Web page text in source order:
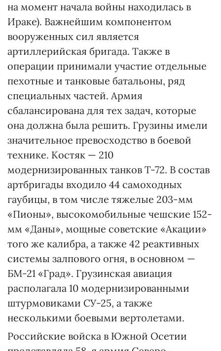
на момент начала войны находилась в
Ираке). Важнейшим компонентом
вооруженных сил является
артиллерийская бригада. Также в
операции принимали участие отдельные
пехотные и танковые батальоны, ряд
специальных частей. Армия
сбалансирована для тех задач, которые
она должна была решить. Грузины имели
значительное превосходство в боевой
технике. Костяк — 210
модернизированных танков Т-72. В состав
артбригады входило 44 самоходных
гаубицы, в том числе тяжелые 203-мм
«Пионы», высокомобильные чешские 152-
мм «Даны», мощные советские «Акации»
того же калибра, а также 42 реактивных
системы залпового огня, в основном —
БМ-21 «Град». Грузинская авиация
располагала 10 модернизированными
штурмовиками СУ-25, а также
несколькими боевыми вертолетами.
Российские войска в Южной Осетии